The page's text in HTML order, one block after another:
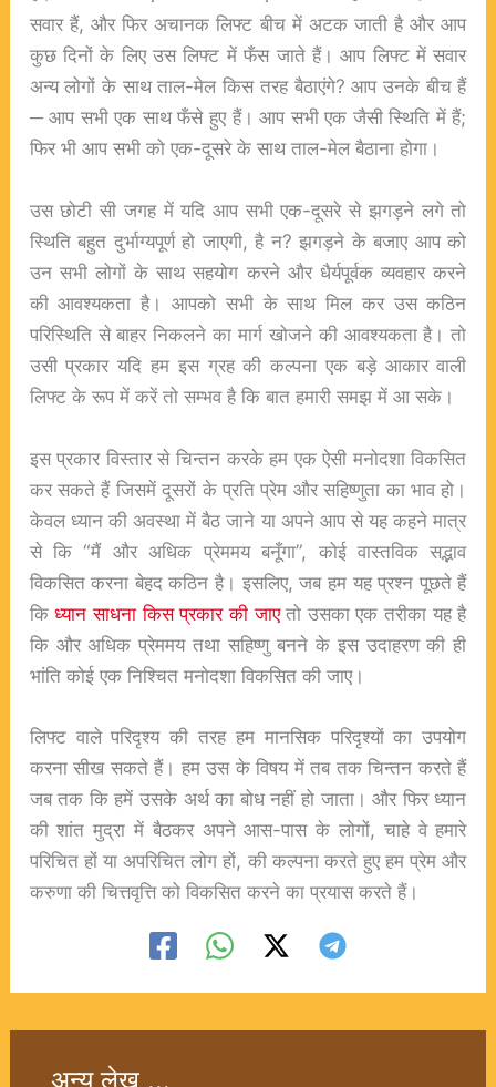
सवार हैं, और फिर अचानक लिफ्ट बीच में अटक जाती है और आप
कुछ दिनों के लिए उस लिफ्ट में फँस जाते हैं। आप लिफ्ट में सवार
अन्य लोगों के साथ ताल-मेल किस तरह बैठाएंगे? आप उनके बीच हैं
─ आप सभी एक साथ फँसे हुए हैं। आप सभी एक जैसी स्थिति में हैं;
फिर भी आप सभी को एक-दूसरे के साथ ताल-मेल बैठाना होगा।
उस छोटी सी जगह में यदि आप सभी एक-दूसरे से झगड़ने लगे तो
स्थिति बहुत दुर्भाग्यपूर्ण हो जाएगी, है न? झगड़ने के बजाए आप को
उन सभी लोगों के साथ सहयोग करने और धैर्यपूर्वक व्यवहार करने
की आवश्यकता है। आपको सभी के साथ मिल कर उस कठिन
परिस्थिति से बाहर निकलने का मार्ग खोजने की आवश्यकता है। तो
उसी प्रकार यदि हम इस ग्रह की कल्पना एक बड़े आकार वाली
लिफ्ट के रूप में करें तो सम्भव है कि बात हमारी समझ में आ सके।
इस प्रकार विस्तार से चिन्तन करके हम एक ऐसी मनोदशा विकसित
कर सकते हैं जिसमें दूसरों के प्रति प्रेम और सहिष्णुता का भाव हो।
केवल ध्यान की अवस्था में बैठ जाने या अपने आप से यह कहने मात्र
से कि “मैं और अधिक प्रेममय बनूँगा”, कोई वास्तविक सद्भाव
विकसित करना बेहद कठिन है। इसलिए, जब हम यह प्रश्न पूछते हैं
किध्यान साधना किस प्रकार की जाएतो उसका एक तरीका यह है
कि और अधिक प्रेममय तथा सहिष्णु बनने के इस उदाहरण की ही
भांति कोई एक निश्चित मनोदशा विकसित की जाए।
लिफ्ट वाले परिदृश्य की तरह हम मानसिक परिदृश्यों का उपयोग
करना सीख सकते हैं। हम उस के विषय में तब तक चिन्तन करते हैं
जब तक कि हमें उसके अर्थ का बोध नहीं हो जाता। और फिर ध्यान
की शांत मुद्रा में बैठकर अपने आस-पास के लोगों, चाहे वे हमारे
परिचित हों या अपरिचित लोग हों, की कल्पना करते हुए हम प्रेम और
करुणा की चित्तवृत्ति को विकसित करने का प्रयास करते हैं।
अन्य लेख ...